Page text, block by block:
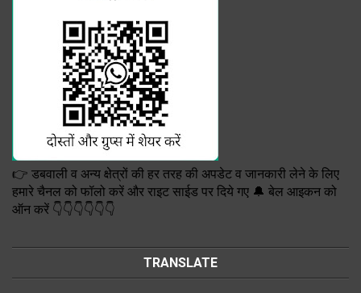
👉 डबवाली व अन्य क्षेत्रों की हर तरह की अपडेट व जानकारी लेने के लिए
हमारे चैनल को फॉलो करें और राइट साईड पर दिये गए 🔔 बेल आइकन को
ऑन करें 👇👇👇👇👇👇
TRANSLATE